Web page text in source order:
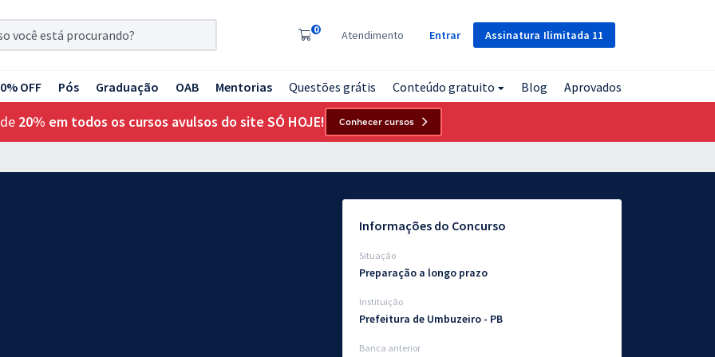
Assinatura Ilimitada 11
0 Atendimento Entrar
OFF Pós Graduação OAB Mentorias Questões grátis Conteúdo gratuito Blog Aprovados
20% em todos os cursos avulsos do site SÓ HOJE! Conhecer cursos
Informações do Concurso
Situação
Preparação a longo prazo
Instituição
Prefeitura de Umbuzeiro - PB
Banca anterior